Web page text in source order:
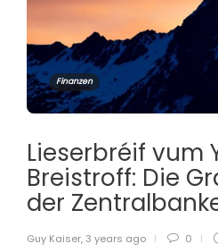
Finanzen
Lieserbréif vum
Breistroff: Die
der
Guy Kaiser, 3 years ago 0